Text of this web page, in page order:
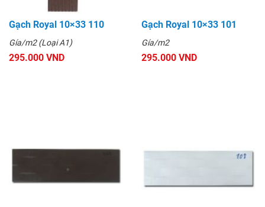
Gạch Royal 10×33 110
Gía/m2 (Loại A1)
295.000 VND
Gạch Royal 10×33 101
Gía/m2
295.000 VND